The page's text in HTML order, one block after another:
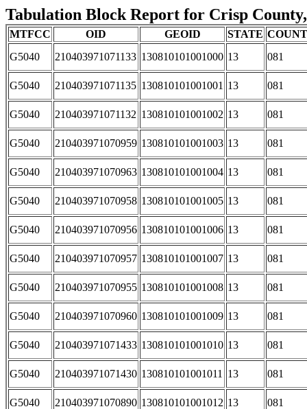
Tabulation Block Report for Crisp
MTFCC OID GEOID STATE
G5040
210403971071133 130810101001000 13 081
G5040 210403971071135 130810101001001 13 081
G5040 210403971071132 130810101001002 13 081
G5040 210403971070959 130810101001003 13 081
G5040 210403971070963 130810101001004 13 081
G5040 210403971070958 130810101001005 13 081
G5040 210403971070956 130810101001006 13 081
G5040 210403971070957 130810101001007 13 081
G5040 210403971070955 130810101001008 13 081
G5040 210403971070960 130810101001009 13 081
G5040 210403971071433 130810101001010 13 081
G5040 210403971071430 130810101001011 13 081
G5040 210403971070890 130810101001012 13 081